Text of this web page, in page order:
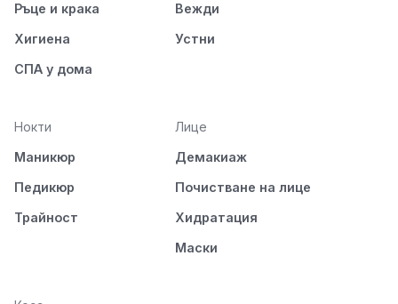
Ръце и крака
Хигиена
СПА у дома
Вежди
Устни
Нокти
Маникюр
Педикюр
Трайност
Лице
Демакиаж
Почистване на лице
Хидратация
Маски